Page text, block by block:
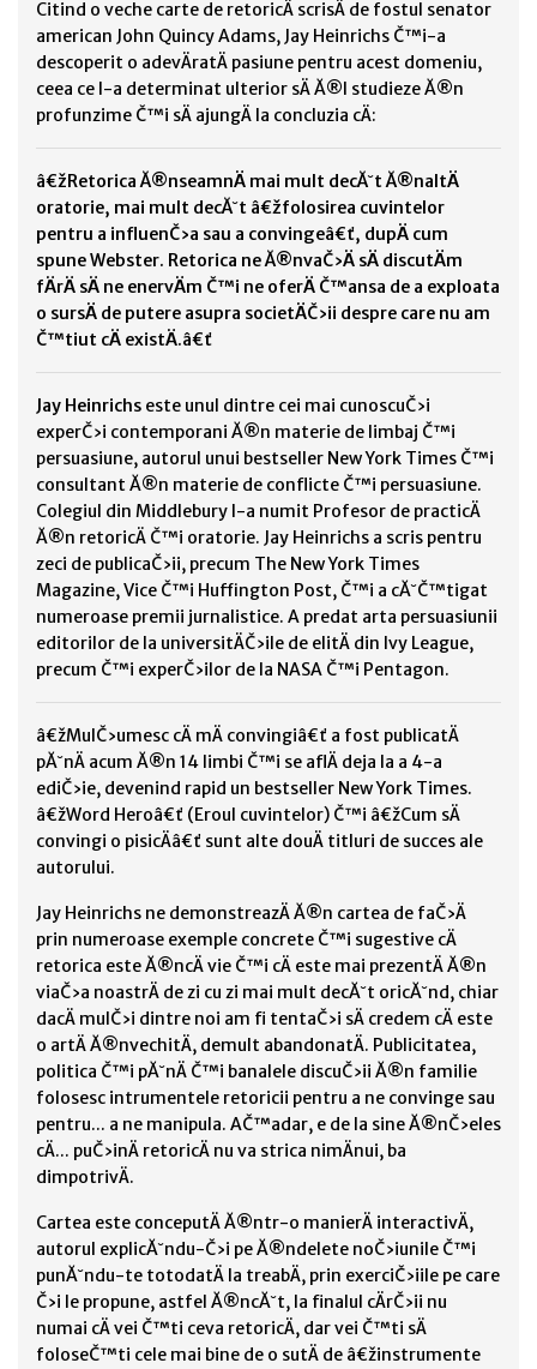
Citind o veche carte de retoricÄ scrisÄ de fostul senator
american John Quincy Adams, Jay Heinrichs Č™i-a
descoperit o adevÄratÄ pasiune pentru acest domeniu,
ceea ce l-a determinat ulterior sÄ Ă®l studieze Ă®n
profunzime Č™i sÄ ajungÄ la concluzia cÄ:
â€žRetorica Ă®nseamnÄ mai mult decĂ˘t Ă®naltÄ
oratorie, mai mult decĂ˘t â€žfolosirea cuvintelor
pentru a influenČ›a sau a convingeâ€ť, dupÄ cum
spune Webster. Retorica ne Ă®nvaČ›Ä sÄ discutÄm
fÄrÄ sÄ ne enervÄm Č™i ne oferÄ Č™ansa de a exploata
o sursÄ de putere asupra societÄČ›ii despre care nu am
Č™tiut cÄ existÄ.â€ť
Jay Heinrichs este unul dintre cei mai cunoscuČ›i
experČ›i contemporani Ă®n materie de limbaj Č™i
persuasiune, autorul unui bestseller New York Times Č™i
consultant Ă®n materie de conflicte Č™i persuasiune.
Colegiul din Middlebury l-a numit Profesor de practicÄ
Ă®n retoricÄ Č™i oratorie. Jay Heinrichs a scris pentru
zeci de publicaČ›ii, precum The New York Times
Magazine, Vice Č™i Huffington Post, Č™i a cĂ˘Č™tigat
numeroase premii jurnalistice. A predat arta persuasiunii
editorilor de la universitÄČ›ile de elitÄ din Ivy League,
precum Č™i experČ›ilor de la NASA Č™i Pentagon.
â€žMulČ›umesc cÄ mÄ convingiâ€ť a fost publicatÄ
pĂ˘nÄ acum Ă®n 14 limbi Č™i se aflÄ deja la a 4-a
ediČ›ie, devenind rapid un bestseller New York Times.
â€žWord Heroâ€ť (Eroul cuvintelor) Č™i â€žCum sÄ
convingi o pisicÄâ€ť sunt alte douÄ titluri de succes ale
autorului.
Jay Heinrichs ne demonstreazÄ Ă®n cartea de faČ›Ä
prin numeroase exemple concrete Č™i sugestive cÄ
retorica este Ă®ncÄ vie Č™i cÄ este mai prezentÄ Ă®n
viaČ›a noastrÄ de zi cu zi mai mult decĂ˘t oricĂ˘nd, chiar
dacÄ mulČ›i dintre noi am fi tentaČ›i sÄ credem cÄ este
o artÄ Ă®nvechitÄ, demult abandonatÄ. Publicitatea,
politica Č™i pĂ˘nÄ Č™i banalele discuČ›ii Ă®n familie
folosesc intrumentele retoricii pentru a ne convinge sau
pentru... a ne manipula. AČ™adar, e de la sine Ă®nČ›eles
cÄ... puČ›inÄ retoricÄ nu va strica nimÄnui, ba
dimpotrivÄ.
Cartea este conceputÄ Ă®ntr-o manierÄ interactivÄ,
autorul explicĂ˘ndu-Č›i pe Ă®ndelete noČ›iunile Č™i
punĂ˘ndu-te totodatÄ la treabÄ, prin exerciČ›iile pe care
Č›i le propune, astfel Ă®ncĂ˘t, la finalul cÄrČ›ii nu
numai cÄ vei Č™ti ceva retoricÄ, dar vei Č™ti sÄ
foloseČ™ti cele mai bine de o sutÄ de â€žinstrumente